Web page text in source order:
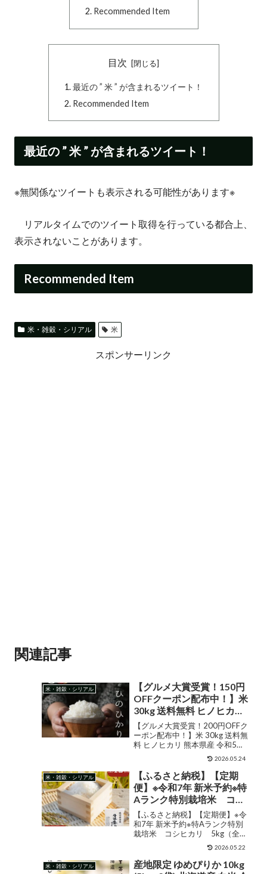
Recommended Item
目次
最近の ” 米 ” が含まれるツイート！
Recommended Item
最近の ” 米 ” が含まれるツイート！
※無関係なツイートも表示される可能性があります※
リアルタイムでのツイート取得を行っている都合上、
表示されないことがあります。
Recommended Item
米・雑穀・シリアル 米
スポンサーリンク
関連記事
米・雑穀・シリアル
【グルメ大賞受賞！150円
OFFクーポン配布中！】米
30kg 送料無料 ヒノヒカリ
熊本県産 令和5年産 ひのひ
かり 米30キロ 送料無料 玄
米 30kg 送料無料 お米
30kg 送料無料 お米 30kg
こめたつ 備蓄米 非常用 米
30キロ 白米 あす楽
【グルメ大賞受賞！200円OFFク
ーポン配布中！】米 30kg 送料無
料 ヒノヒカリ 熊本県産 令和5年
産 ひのひかり 米30キロ 送料無料
玄米 30kg 送料無料 お米 30kg 送
料無料 お米 30kg こめたつ 備蓄
米 非常用 米3...
2026.05.24
米・雑穀・シリアル
【ふるさと納税】【定期
便】※令和7年 新米予約※特
Aランク特別栽培米 コシ
ヒカリ 5kg（全12回） 兵
庫県 丹波篠山市 白米
100％単一原料米 産地直送
米 贈答 おいしい お米 精米
ブランド おこめ 健康 ギフ
ト 内祝い 贈り物 送料無料
【ふるさと納税】【定期便】※令
和7年 新米予約※特Aランク特別
栽培米 コシヒカリ 5kg（全12
回） 兵庫県 丹波篠山市 白米
100％単一原料米 産地直送米 贈
答 おいしい お米 精米 ブランド
おこめ 健康 ギフト 内祝い 贈り物
2026.05.22
米・雑穀・シリアル
産地限定 ゆめぴりか 10kg